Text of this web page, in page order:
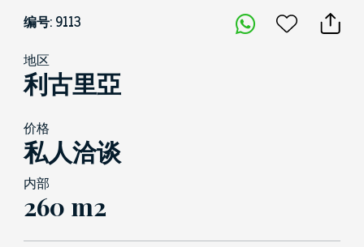
编号: 9113
地区
利古里亞
价格
私人洽谈
内部
260 m2